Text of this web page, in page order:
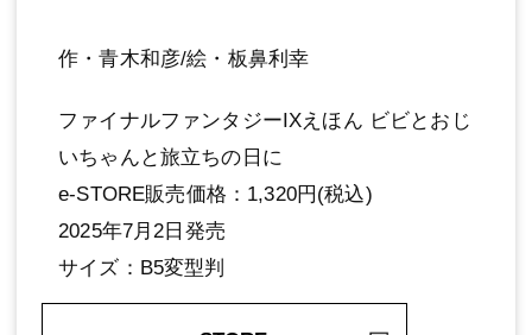
作・青木和彦/絵・板鼻利幸
ファイナルファンタジーIXえほん ビビとおじ
いちゃんと旅立ちの日に
e-STORE販売価格：1,320円(税込)
2025年7月2日発売
サイズ：B5変型判